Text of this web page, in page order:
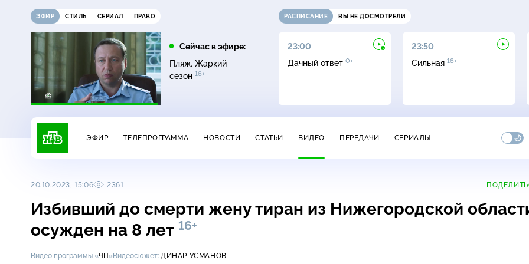
ЭФИР СТИЛЬ СЕРИАЛ ПРАВО
Сейчас в эфире:
Пляж. Жаркий
сезон 16+
РАСПИСАНИЕ ВЫ НЕ ДОСМОТРЕЛИ
Сегодня
17:00
Невский. Чужой среди
чужих 16+
23:00
Дачный ответ 0+
23:50
Сильная 16+
ЭФИР ТЕЛЕПРОГРАММА НОВОСТИ СТАТЬИ ВИДЕО ПЕРЕДАЧИ СЕРИАЛЫ
20.10.2023, 15:06 2361
Избивший до смерти жену тиран из Нижегородской
осужден на 8 лет 16+
Видео программы «ЧП»Видеосюжет: ДИНАР УСМАНОВ